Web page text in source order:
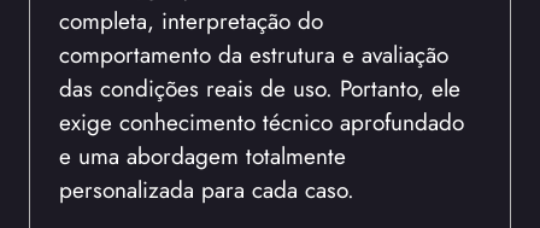
completa, interpretação do
comportamento da estrutura e avaliação
das condições reais de uso. Portanto, ele
exige conhecimento técnico aprofundado
e uma abordagem totalmente
personalizada para cada caso.